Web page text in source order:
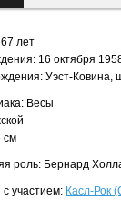
лет
16 октября
Уэст-
Весы
см
роль: Бернард
участием: Касл-Рок